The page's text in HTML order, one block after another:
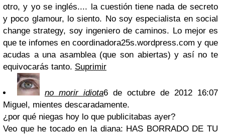
otro, y yo se inglés.... la cuestión tiene nada de secreto
y poco glamour, lo siento. No soy especialista en social
change strategy, soy ingeniero de caminos. Lo mejor es
que te infomes en coordinadora25s.wordpress.com y que
acudas a una asamblea (que son abiertas) y así no te
equivocarás tanto. Suprimir
no morir idiota6 de octubre de 2012 16:07
Miguel, mientes descaradamente.
¿por qué niegas hoy lo que publicitabas ayer?
Veo que he tocado en la diana: HAS BORRADO DE TU